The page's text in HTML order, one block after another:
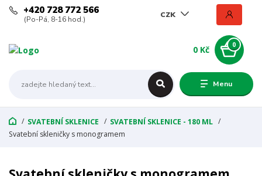
Menu
CZK
+420 728 772 566
(Po-Pá, 8-16 hod.)
0
0 Kč
SVATEBNÍ SKLENICE
SVATEBNÍ SKLENICE - 180 ML
Svatební skleničky s monogramem